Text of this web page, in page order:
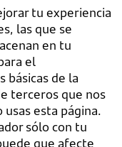
tu experiencia
las que se
en tu
el
básicas de la
terceros que nos
esta página.
sólo con tu
que afecte